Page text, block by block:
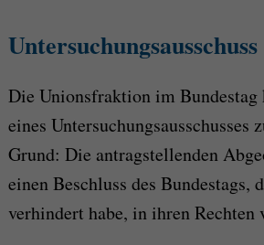
Untersuchungsausschuss
Die Unionsfraktion im Bundestag
eines
Grund: Die antragstellenden
einen Beschluss des Bundestags,
verhindert habe, in ihren Rechten